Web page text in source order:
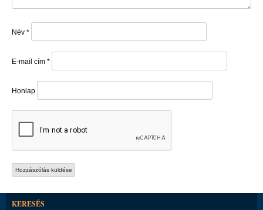
Név *
E-mail cím *
Honlap
KERESÉS